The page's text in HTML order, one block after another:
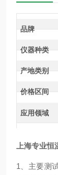
品牌
仪器种类
产地类别
价格区间
应用领域
上海专业
1、主要测